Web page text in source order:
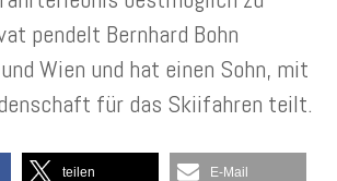
pendelt Bernhard Bohn
Wien und hat einen Sohn, mit
für das Skiifahren teilt.
teilen E-Mail